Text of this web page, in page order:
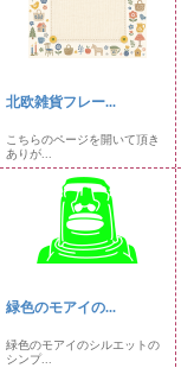
北欧雑貨フレー...
こちらのページを開いて頂き
ありが...
緑色のモアイの...
緑色のモアイのシルエットの
シンプ...